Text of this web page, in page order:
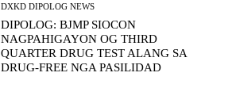
DXKD DIPOLOG NEWS
DIPOLOG: BJMP SIOCON
NAGPAHIGAYON OG THIRD
QUARTER DRUG TEST ALANG SA
DRUG-FREE NGA PASILIDAD